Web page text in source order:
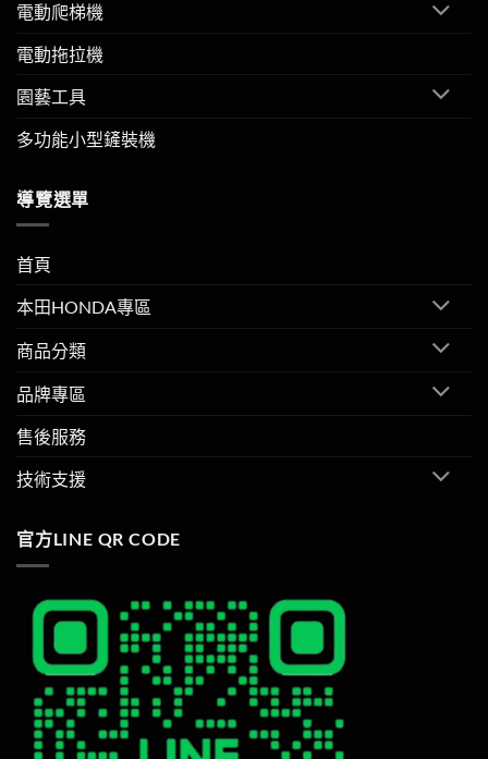
電動爬梯機
電動拖拉機
園藝工具
多功能小型鏟裝機
導覽選單
首頁
本田HONDA專區
商品分類
品牌專區
售後服務
技術支援
官方LINE QR CODE